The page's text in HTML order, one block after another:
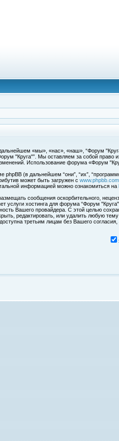
«мы», «нас», «наш», “Форум
"Круга"”. Мы оставляем за собой
Использование форума «Форум
(в дальнейшем “они”, “их”,
может быть загружен с www.phpbb.com
информацией можно ознакомиться на
сообщения оскорбительного,
услуги хостинга для форума “Форум
Вашего провайдера. С этой целью
редактировать, или удалить любую
третьим лицам без Вашего согласия,